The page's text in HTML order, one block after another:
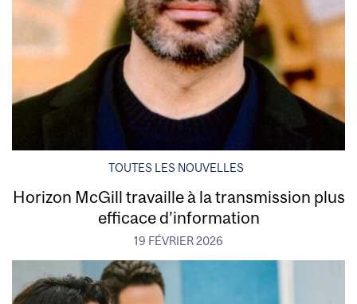
TOUTES LES NOUVELLES
Horizon McGill travaille à la transmission plus
efficace d’information
19 FÉVRIER 2026